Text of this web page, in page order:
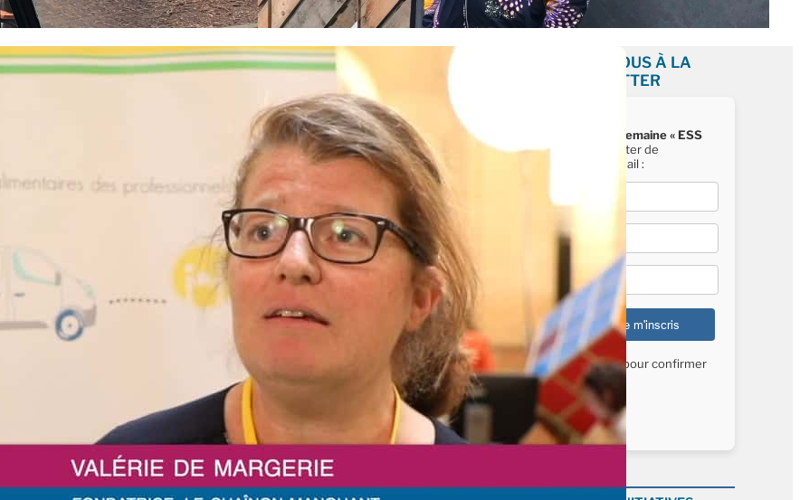
INSCRIVEZ-VOUS À LA
NEWSLETTER
Recevez chaque semaine « ESS
News »
, la newsletter de
Mediatico, par e-mail :
Nom*
Vérifiez vos mails pour confirmer
votre inscription.